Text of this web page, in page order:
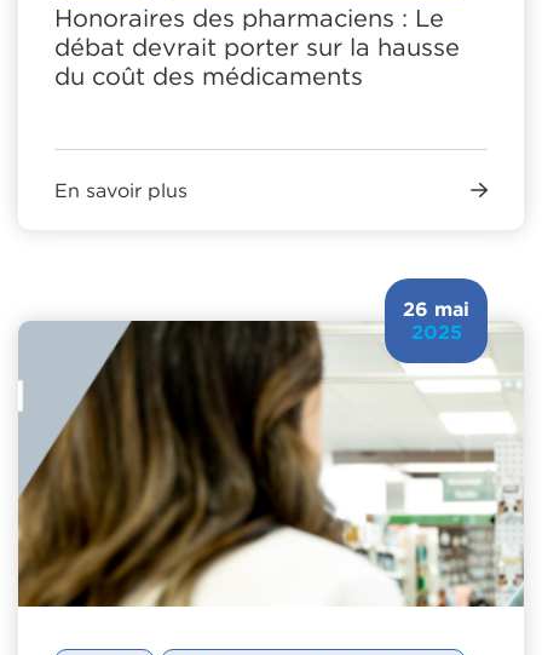
Honoraires des pharmaciens : Le
débat devrait porter sur la hausse
du coût des médicaments
En savoir plus
26 mai
2025